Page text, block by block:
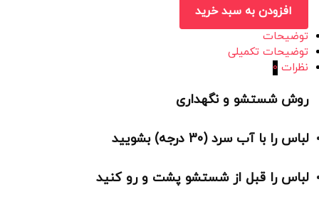
افزودن به سبد خرید
توضیحات
توضیحات تکمیلی
نظرات 0
روش شستشو و نگهداری
لباس را با آب سرد (30 درجه) بشویید
لباس را قبل از شستشو پشت و رو کنید